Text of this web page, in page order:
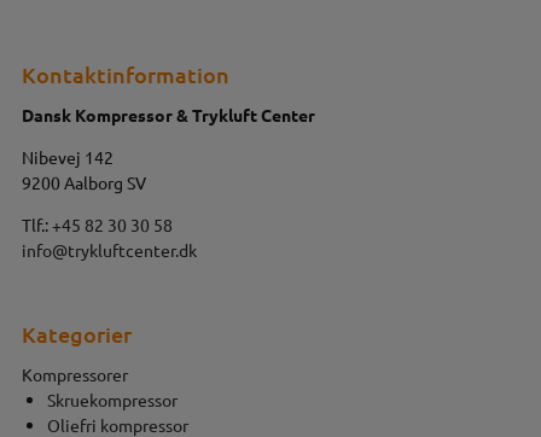
Kontaktinformation
Dansk Kompressor & Trykluft Center
Nibevej 142
9200 Aalborg SV
Tlf.:+45 82 30 30 58
info@trykluftcenter.dk
Kategorier
Kompressorer
Skruekompressor
Oliefri kompressor